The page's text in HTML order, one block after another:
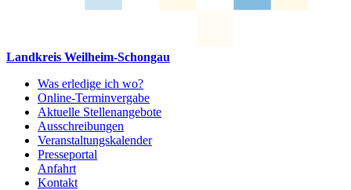
Landkreis Weilheim-Schongau
Was erledige ich wo?
Online-Terminvergabe
Aktuelle Stellenangebote
Ausschreibungen
Veranstaltungskalender
Presseportal
Anfahrt
Kontakt